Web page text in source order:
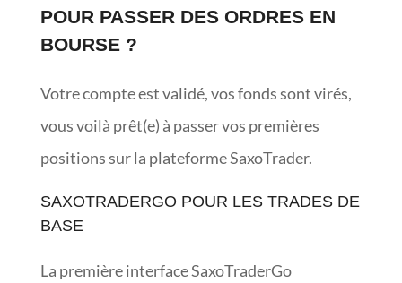
POUR PASSER DES ORDRES EN
BOURSE ?
Votre compte est validé, vos fonds sont virés,
vous voilà prêt(e) à passer vos premières
positions sur la plateforme SaxoTrader.
SAXOTRADERGO POUR LES TRADES DE
BASE
La première interface SaxoTraderGo